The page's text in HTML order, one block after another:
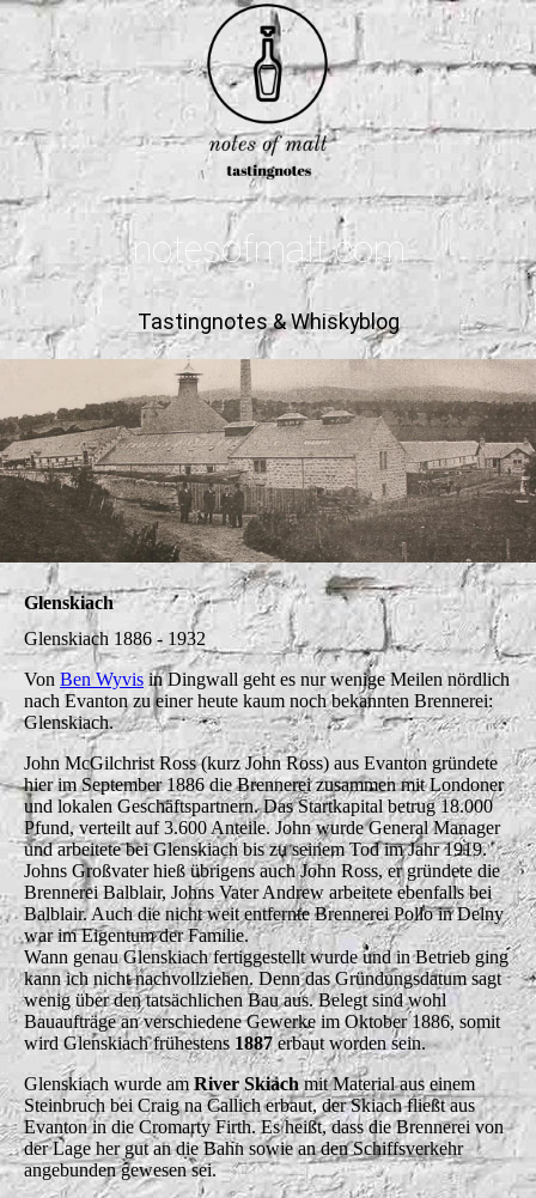
notesofmalt.com
Tastingnotes & Whiskyblog
Glenskiach
Glenskiach 1886 - 1932
Von Ben Wyvis in Dingwall geht es nur wenige Meilen nördlich
nach Evanton zu einer heute kaum noch bekannten Brennerei:
Glenskiach.
John McGilchrist Ross (kurz John Ross) aus Evanton gründete
hier im September 1886 die Brennerei zusammen mit Londoner
und lokalen Geschäftspartnern. Das Startkapital betrug 18.000
Pfund, verteilt auf 3.600 Anteile. John wurde General Manager
und arbeitete bei Glenskiach bis zu seinem Tod im Jahr 1919.
Johns Großvater hieß übrigens auch John Ross, er gründete die
Brennerei Balblair, Johns Vater Andrew arbeitete ebenfalls bei
Balblair. Auch die nicht weit entfernte Brennerei Pollo in Delny
war im Eigentum der Familie.
Wann genau Glenskiach fertiggestellt wurde und in Betrieb ging
kann ich nicht nachvollziehen. Denn das Gründungsdatum sagt
wenig über den tatsächlichen Bau aus. Belegt sind wohl
Bauaufträge an verschiedene Gewerke im Oktober 1886, somit
wird Glenskiach frühestens 1887erbaut worden sein.
Glenskiach wurde amRiver Skiachmit Material aus einem
Steinbruch bei Craig na Callich erbaut, der Skiach fließt aus
Evanton in die Cromarty Firth. Es heißt, dass die Brennerei von
der Lage her gut an die Bahn sowie an den Schiffsverkehr
angebunden gewesen sei.